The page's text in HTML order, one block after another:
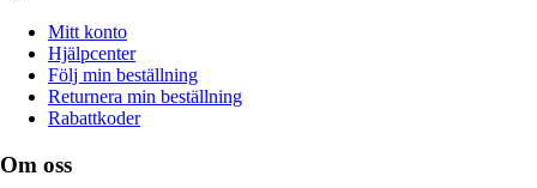
Mitt konto
Hjälpcenter
Följ min beställning
Returnera min beställning
Rabattkoder
Om oss